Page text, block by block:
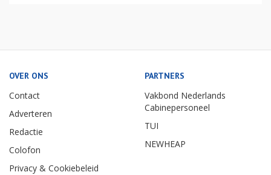
OVER ONS
Contact
Adverteren
Redactie
Colofon
Privacy & Cookiebeleid
PARTNERS
Vakbond Nederlands
Cabinepersoneel
TUI
NEWHEAP